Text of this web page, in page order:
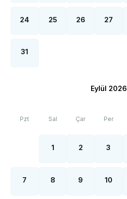
24 25 26 27
31
Eylül 2026
Pzt Sal Çar Per
1 2 3
7 8 9 10